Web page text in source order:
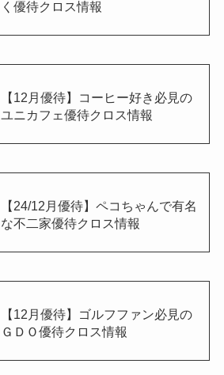
く優待クロス情報
【12月優待】コーヒー好き必見の
ユニカフェ優待クロス情報
【24/12月優待】ペコちゃんで有名
な不二家優待クロス情報
【12月優待】ゴルフファン必見の
ＧＤＯ優待クロス情報